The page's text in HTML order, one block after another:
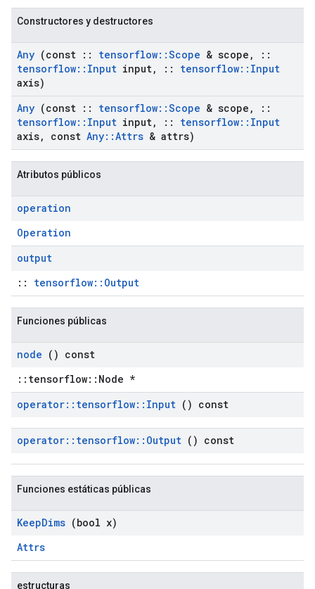
Constructores y destructores
Any (const :: tensorflow::Scope & scope ,
::
tensorflow:: Input input, :: tensorflow:: Input
axis)
Any (const :: tensorflow::Scope & scope ,
::
tensorflow:: Input input, :: tensorflow:: Input
axis, const Any::Attrs & attrs)
Atributos públicos
operation
Operation
output
:: tensorflow::Output
Funciones públicas
node () const
::tensorflow::Node *
operator:: tensorflow:: Input () const
operator:: tensorflow:: Output () const
Funciones estáticas públicas
KeepDims (bool x)
Attrs
estructuras